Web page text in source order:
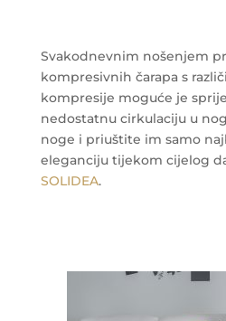
Svakodnevnim nošenjem
kompresivnih čarapa s
kompresije moguće je
nedostatnu cirkulaciju u
noge i priuštite im samo
eleganciju tijekom cijelog
SOLIDEA.